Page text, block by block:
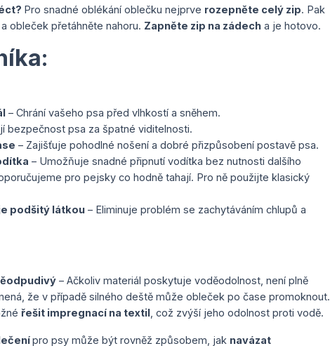
Pro snadné oblékání oblečku nejprve rozepněte celý zip. Pak
a obleček přetáhněte nahoru. Zapněte zip na zádech a je hotovo.
– Chrání vašeho psa před vlhkostí a sněhem.
bezpečnost psa za špatné viditelnosti.
– Zajišťuje pohodlné nošení a dobré přizpůsobení postavě psa.
– Umožňuje snadné připnutí vodítka bez nutnosti dalšího
pro pejsky co hodně tahají. Pro ně použijte klasický
podšitý látkou – Eliminuje problém se zachytáváním chlupů a
– Ačkoliv materiál poskytuje voděodolnost, není plně
že v případě silného deště může obleček po čase promoknout.
řešit impregnací na textil , což zvýší jeho odolnost proti vodě.
pro psy může být rovněž způsobem, jak navázat